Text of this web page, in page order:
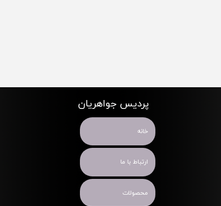
پردیس جواهریان
خانه
ارتباط با ما
محصولات